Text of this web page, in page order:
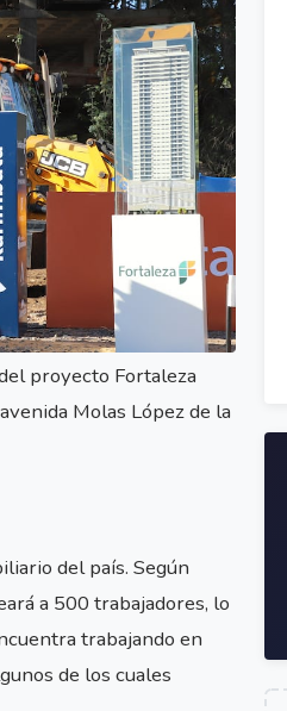
proyecto Fortaleza
Molas López de la
del país. Según
a 500 trabajadores, lo
trabajando en
de los cuales